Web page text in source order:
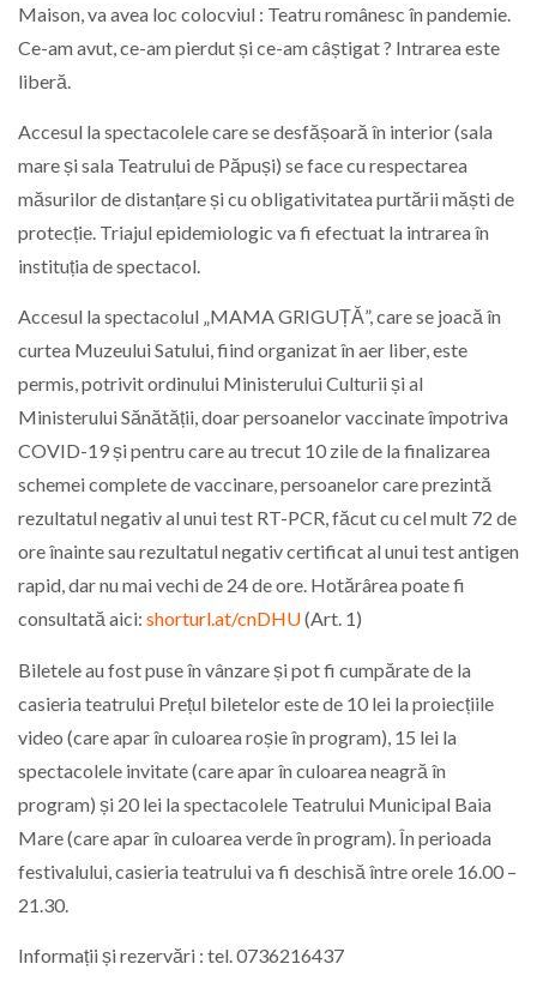
Maison, va avea loc colocviul : Teatru românesc în pandemie.
Ce-am avut, ce-am pierdut și ce-am câștigat ? Intrarea este
liberă.
Accesul la spectacolele care se desfășoară în interior (sala
mare și sala Teatrului de Păpuși) se face cu respectarea
măsurilor de distanțare și cu obligativitatea purtării măști de
protecție. Triajul epidemiologic va fi efectuat la intrarea în
instituția de spectacol.
Accesul la spectacolul „MAMA GRIGUȚĂ”, care se joacă în
curtea Muzeului Satului, fiind organizat în aer liber, este
permis, potrivit ordinului Ministerului Culturii și al
Ministerului Sănătății, doar persoanelor vaccinate împotriva
COVID-19 și pentru care au trecut 10 zile de la finalizarea
schemei complete de vaccinare, persoanelor care prezintă
rezultatul negativ al unui test RT-PCR, făcut cu cel mult 72 de
ore înainte sau rezultatul negativ certificat al unui test antigen
rapid, dar nu mai vechi de 24 de ore. Hotărârea poate fi
consultată aici: shorturl.at/cnDHU(Art. 1)
Biletele au fost puse în vânzare și pot fi cumpărate de la
casieria teatrului Prețul biletelor este de 10 lei la proiecțiile
video (care apar în culoarea roșie în program), 15 lei la
spectacolele invitate (care apar în culoarea neagră în
program) și 20 lei la spectacolele Teatrului Municipal Baia
Mare (care apar în culoarea verde în program). În perioada
festivalului, casieria teatrului va fi deschisă între orele 16.00 –
21.30.
Informații și rezervări : tel. 0736216437